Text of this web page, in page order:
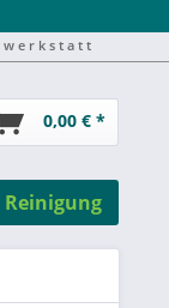
0,00 € *
Reinigung